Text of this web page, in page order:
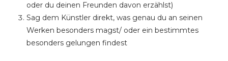
oder du deinen Freunden davon erzählst)
Sag dem Künstler direkt, was genau du an seinen
Werken besonders magst/ oder ein bestimmtes
besonders gelungen findest